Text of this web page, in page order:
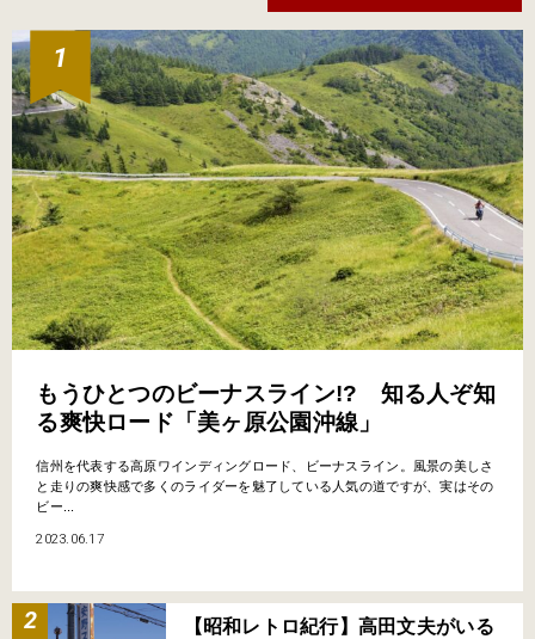
もうひとつのビーナスライン!? 知る人ぞ知
る爽快ロード「美ヶ原公園沖線」
信州を代表する高原ワインディングロード、ビーナスライン。風景の美しさ
と走りの爽快感で多くのライダーを魅了している人気の道ですが、実はその
ビー...
2023.06.17
【昭和レトロ紀行】高田文夫がいる